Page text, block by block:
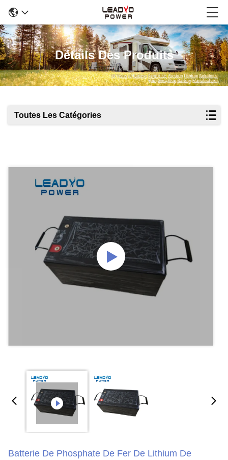
Détails Des Produits
Toutes Les Catégories
Batterie De Phosphate De Fer De Lithium De